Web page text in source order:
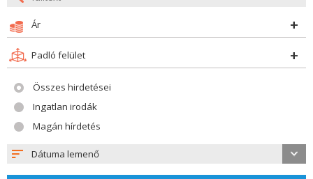
Ár
Padló felület
Összes hirdetései
Ingatlan irodák
Magán hírdetés
Dátuma lemenő